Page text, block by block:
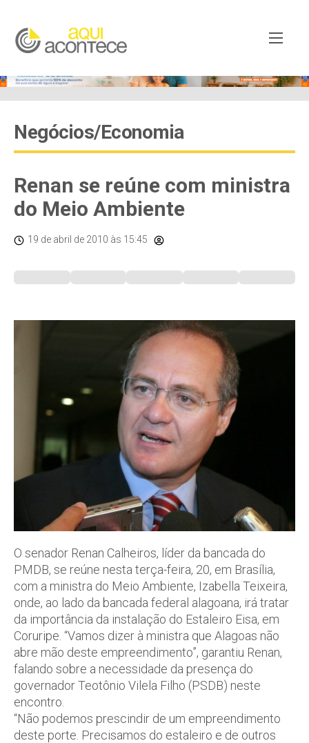
Negócios/Economia
Renan se reúne com ministra
do Meio Ambiente
19 de abril de 2010 às 15:45
O senador Renan Calheiros, líder da bancada do
PMDB, se reúne nesta terça-feira, 20, em Brasília,
com a ministra do Meio Ambiente, Izabella Teixeira,
onde, ao lado da bancada federal alagoana, irá tratar
da importância da instalação do Estaleiro Eisa, em
Coruripe. “Vamos dizer à ministra que Alagoas não
abre mão deste empreendimento”, garantiu Renan,
falando sobre a necessidade da presença do
governador Teotônio Vilela Filho (PSDB) neste
encontro.
“Não podemos prescindir de um empreendimento
deste porte. Precisamos do estaleiro e de outros